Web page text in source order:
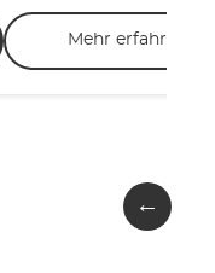
Mehr erfahren
←